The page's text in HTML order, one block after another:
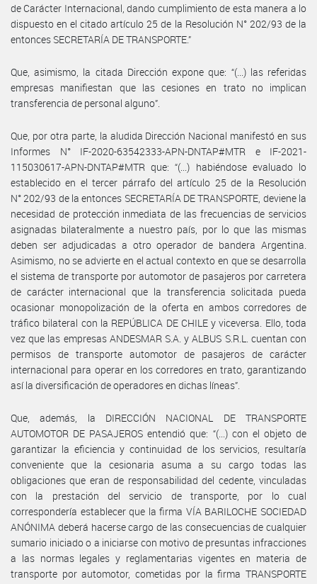
de Carácter Internacional, dando cumplimiento de esta manera a lo
dispuesto en el citado artículo 25 de la Resolución N° 202/93 de la
entonces SECRETARÍA DE TRANSPORTE.”
Que, asimismo, la citada Dirección expone que: “(...) las referidas
empresas manifiestan que las cesiones en trato no implican
transferencia de personal alguno”.
Que, por otra parte, la aludida Dirección Nacional manifestó en sus
Informes N° IF-2020-63542333-APN-DNTAP#MTR e IF-2021-
115030617-APN-DNTAP#MTR que: “(...) habiéndose evaluado lo
establecido en el tercer párrafo del artículo 25 de la Resolución
N° 202/93 de la entonces SECRETARÍA DE TRANSPORTE, deviene la
necesidad de protección inmediata de las frecuencias de servicios
asignadas bilateralmente a nuestro país, por lo que las mismas
deben ser adjudicadas a otro operador de bandera Argentina.
Asimismo, no se advierte en el actual contexto en que se desarrolla
el sistema de transporte por automotor de pasajeros por carretera
de carácter internacional que la transferencia solicitada pueda
ocasionar monopolización de la oferta en ambos corredores de
tráfico bilateral con la REPÚBLICA DE CHILE y viceversa. Ello, toda
vez que las empresas ANDESMAR S.A. y ALBUS S.R.L. cuentan con
permisos de transporte automotor de pasajeros de carácter
internacional para operar en los corredores en trato, garantizando
así la diversificación de operadores en dichas líneas”.
Que, además, la DIRECCIÓN NACIONAL DE TRANSPORTE
AUTOMOTOR DE PASAJEROS entendió que: “(...) con el objeto de
garantizar la eficiencia y continuidad de los servicios, resultaría
conveniente que la cesionaria asuma a su cargo todas las
obligaciones que eran de responsabilidad del cedente, vinculadas
con la prestación del servicio de transporte, por lo cual
correspondería establecer que la firma VÍA BARILOCHE SOCIEDAD
ANÓNIMA deberá hacerse cargo de las consecuencias de cualquier
sumario iniciado o a iniciarse con motivo de presuntas infracciones
a las normas legales y reglamentarias vigentes en materia de
transporte por automotor, cometidas por la firma TRANSPORTE